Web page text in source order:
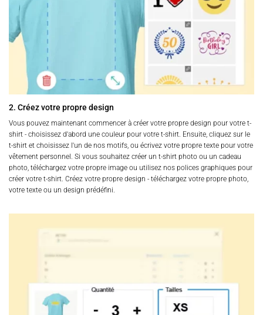
2. Créez votre propre design
Vous pouvez maintenant commencer à créer votre propre design pour votre t-
shirt - choisissez d'abord une couleur pour votre t-shirt. Ensuite, cliquez sur le
t-shirt et choisissez l'un de nos motifs, ou écrivez votre propre texte pour votre
vêtement personnel. Si vous souhaitez créer un t-shirt photo ou un cadeau
photo, téléchargez votre propre image ou utilisez nos polices graphiques pour
créer votre t-shirt. Créez votre propre design - téléchargez votre propre photo,
votre texte ou un design prédéfini.